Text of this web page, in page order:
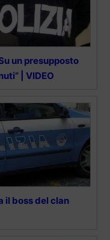
un presupposto
| VIDEO
il boss del clan